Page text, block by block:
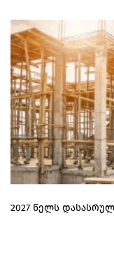
2027 წელს